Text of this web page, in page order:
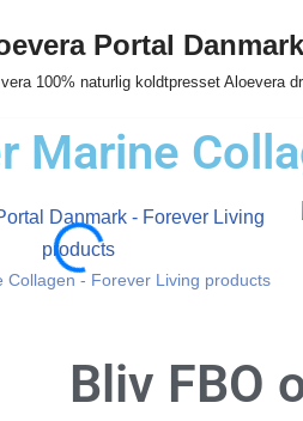
Portal Danmark
100% naturlig koldtpresset Aloevera
Marine
Collagen - Forever Living products
Bliv FBO